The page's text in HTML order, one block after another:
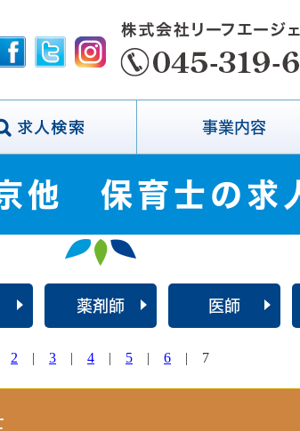
事業内容
他 保育士の求
薬剤師 医師
2 | 3 | 4 | 5 | 6 | 7